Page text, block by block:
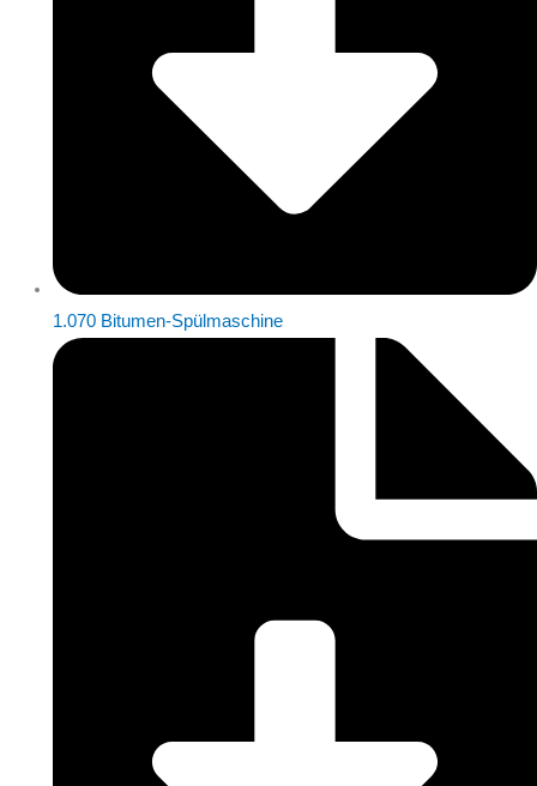
1.070 Bitumen-Spülmaschine